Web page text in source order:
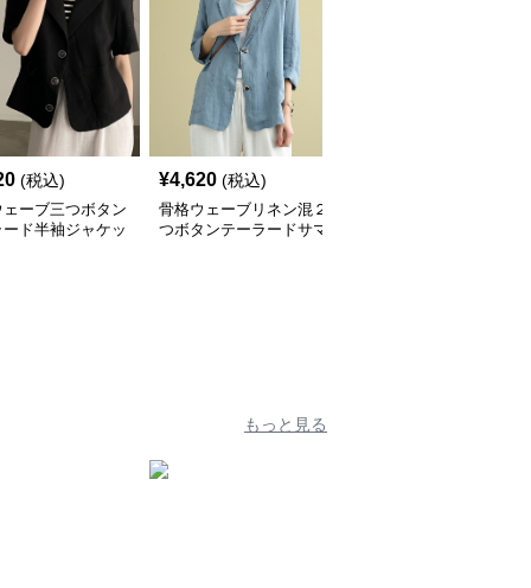
(税込)
ーブ三つボタン
ード半袖ジャケッ
¥4,620 (税込)
骨格ウェーブリネン混２
つボタンテーラードサマ
もっと見る